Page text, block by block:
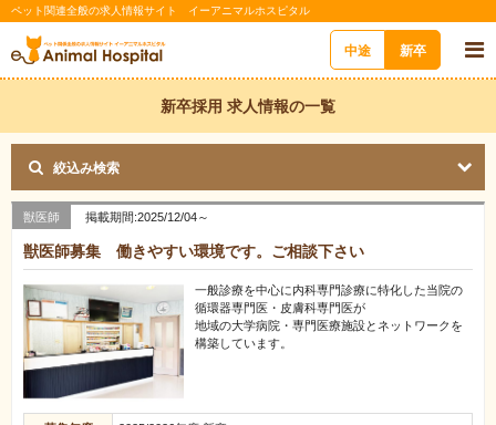
ペット関連全般の求人情報サイト イーアニマルホスピタル
中途 新卒
新卒採用 求人情報の一覧
絞込み検索
獣医師 掲載期間:2025/12/04～
獣医師募集 働きやすい環境です。ご相談下さい
一般診療を中心に内科専門診療に特化した当院の
循環器専門医・皮膚科専門医が
地域の大学病院・専門医療施設とネットワークを
構築しています。